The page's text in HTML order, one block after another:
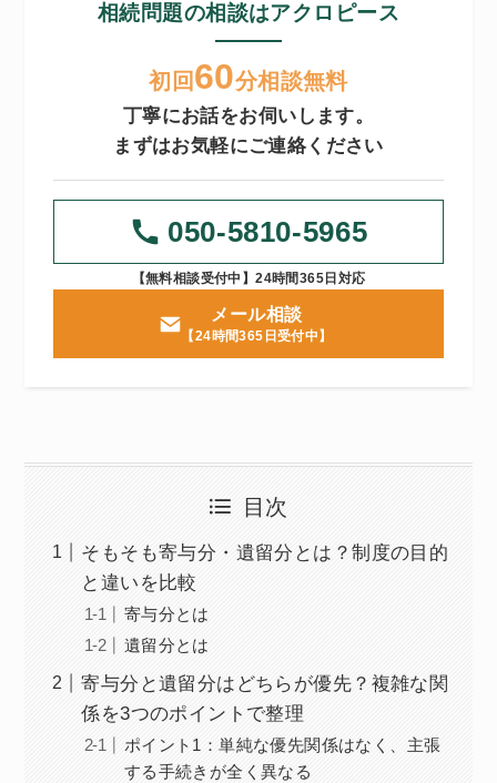
相続問題の相談はアクロピース
初回60分相談無料
丁寧にお話をお伺いします。
まずはお気軽にご連絡ください
050-5810-5965
【無料相談受付中】24時間365日対応
メール相談
【24時間365日受付中】
目次
そもそも寄与分・遺留分とは？制度の目的
と違いを比較
寄与分とは
遺留分とは
寄与分と遺留分はどちらが優先？複雑な関
係を3つのポイントで整理
ポイント1：単純な優先関係はなく、主張
する手続きが全く異なる